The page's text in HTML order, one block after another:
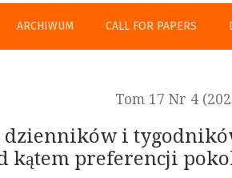
ARCHIWUM CALL FOR PAPERS
Tom 17 Nr 4
i
kątem preferencji